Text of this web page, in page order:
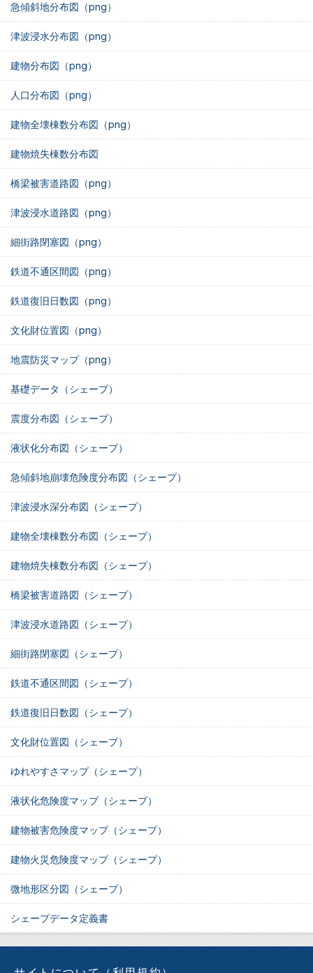
急傾斜地分布図（png）
津波浸水分布図（png）
建物分布図（png）
人口分布図（png）
建物全壊棟数分布図（png）
建物焼失棟数分布図
橋梁被害道路図（png）
津波浸水道路図（png）
細街路閉塞図（png）
鉄道不通区間図（png）
鉄道復旧日数図（png）
文化財位置図（png）
地震防災マップ（png）
基礎データ（シェープ）
震度分布図（シェープ）
液状化分布図（シェープ）
急傾斜地崩壊危険度分布図（シェープ）
津波浸水深分布図（シェープ）
建物全壊棟数分布図（シェープ）
建物焼失棟数分布図（シェープ）
橋梁被害道路図（シェープ）
津波浸水道路図（シェープ）
細街路閉塞図（シェープ）
鉄道不通区間図（シェープ）
鉄道復旧日数図（シェープ）
文化財位置図（シェープ）
ゆれやすさマップ（シェープ）
液状化危険度マップ（シェープ）
建物被害危険度マップ（シェープ）
建物火災危険度マップ（シェープ）
微地形区分図（シェープ）
シェープデータ定義書